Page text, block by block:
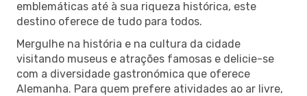
emblemáticas até à sua riqueza histórica, este
destino oferece de tudo para todos.
Mergulhe na história e na cultura da cidade
visitando museus e atrações famosas e delicie-se
com a diversidade gastronómica que oferece
Alemanha. Para quem prefere atividades ao ar livre,